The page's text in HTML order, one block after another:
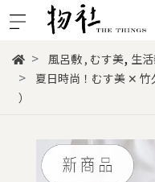
風呂敷, むす美, 生
夏日時尚！むす美 ✕ 竹
）